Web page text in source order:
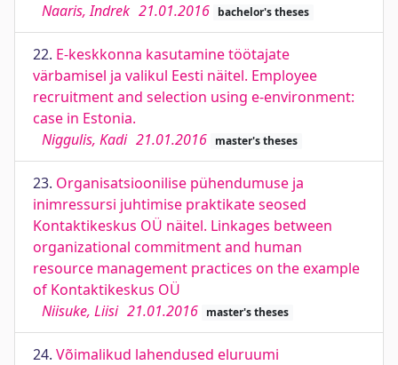
Naaris, Indrek 21.01.2016 bachelor's theses
22. E-keskkonna kasutamine töötajate
värbamisel ja valikul Eesti näitel. Employee
recruitment and selection using e-environment:
case in Estonia.
Niggulis, Kadi 21.01.2016 master's theses
23. Organisatsioonilise pühendumuse ja
inimressursi juhtimise praktikate seosed
Kontaktikeskus OÜ näitel. Linkages between
organizational commitment and human
resource management practices on the example
of Kontaktikeskus OÜ
Niisuke, Liisi 21.01.2016 master's theses
24. Võimalikud lahendused eluruumi